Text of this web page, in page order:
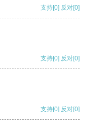
支持[0] 反对[0]
支持[0] 反对[0]
支持[0] 反对[0]